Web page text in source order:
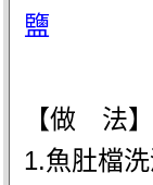
鹽
【做 法】
1.魚肚檔